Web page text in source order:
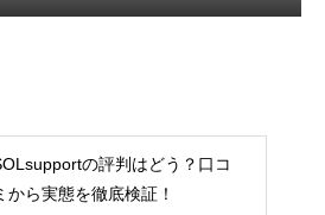
の評判はどう？口コ
から実態を徹底検証！